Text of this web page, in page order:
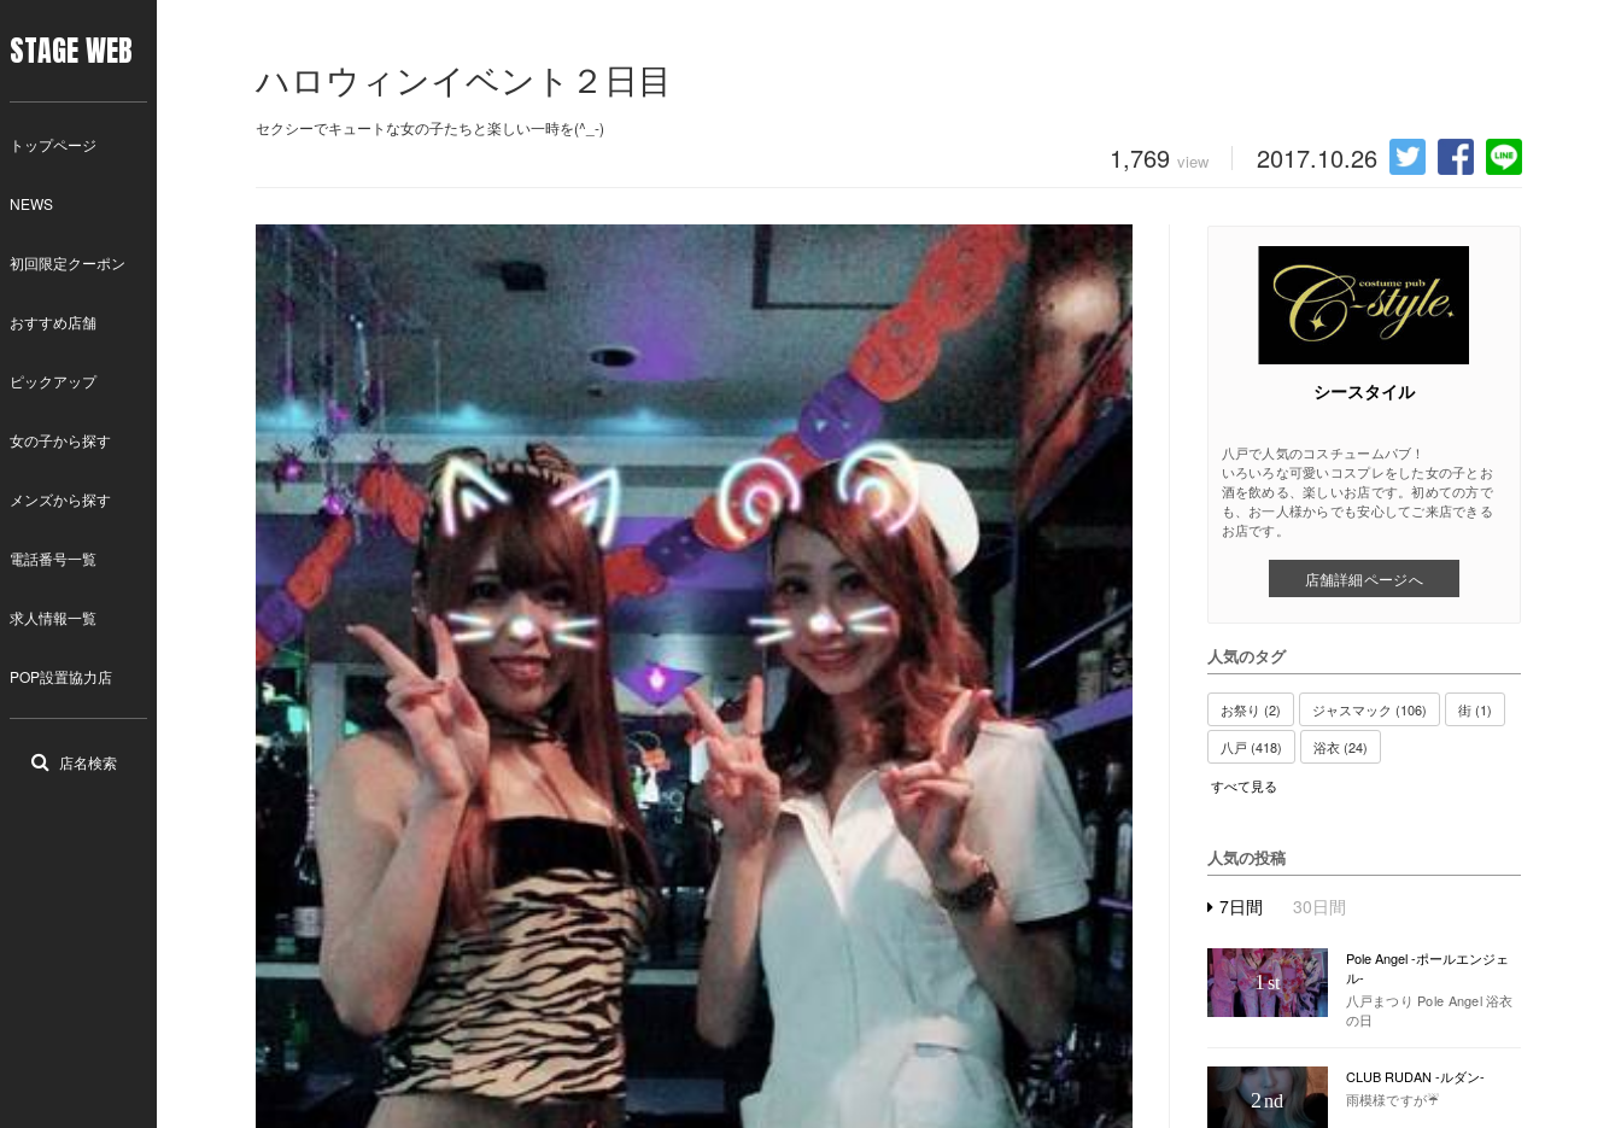
STAGE WEB
トップページ
NEWS
初回限定クーポン
おすすめ店舗
ピックアップ
女の子から探す
メンズから探す
電話番号一覧
求人情報一覧
POP設置協力店
店名検索
ハロウィンイベント２日目
セクシーでキュートな女の子たちと楽しい一時を(^_-)
1,769 view 2017.10.26
シースタイル
八戸で人気のコスチュームパブ！
いろいろな可愛いコスプレをした女の子とお
酒を飲める、楽しいお店です。初めての方で
も、お一人様からでも安心してご来店できる
お店です。
店舗詳細ページへ
人気のタグ
お祭り (2) ジャスマック (106)
街 (1)
八戸 (418)
浴衣 (24)
すべて見る
人気の投稿
7日間 30日間
1st
Pole Angel -ポールエンジェ
ル-
八戸まつり Pole Angel 浴衣
の日
2nd
CLUB RUDAN -ルダン-
雨模様ですが☔️